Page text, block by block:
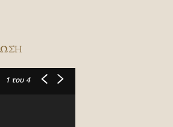
1 του 4